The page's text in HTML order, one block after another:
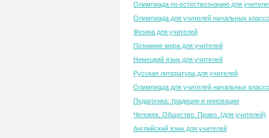
Олимпиада по естествознанию для
Олимпиада для учителей начальных
Физика для учителей
Познание мира для учителей
Немецкий язык для учителей
Русская литература для учителей
Олимпиада для учителей начальных
Педагогика: традиции и инновации
Человек. Общество. Право. (для учителей)
Английский язык для учителей